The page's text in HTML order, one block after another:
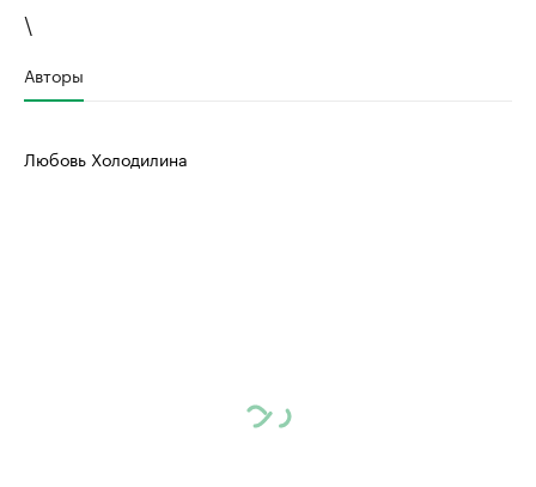
\
Авторы
Любовь Холодилина